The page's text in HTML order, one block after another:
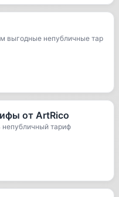
выгодные непубличные тар
от ArtRico
тариф